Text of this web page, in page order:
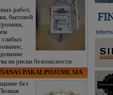
работ,
бытовой
слабых
на риски безопасности.
PAKALPOJUMI, SIA
без